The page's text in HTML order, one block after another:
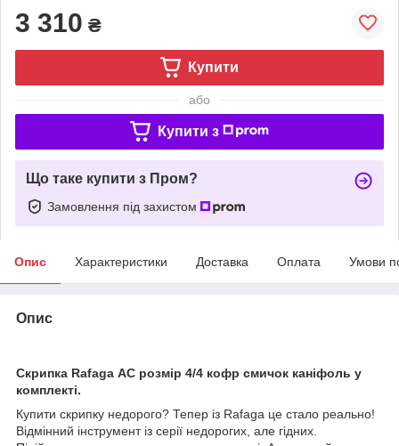
3 310 ₴
Купити
або
Купити з
Що таке купити з Пром?
Замовлення під захистом
Опис Характеристики Доставка Оплата Умови
Опис
Скрипка Rafaga АС розмір 4/4 кофр смичок каніфоль у
комплекті.
Купити скрипку недорого? Тепер із Rafaga це стало реально!
Відмінний інструмент із серії недорогих, але гідних.